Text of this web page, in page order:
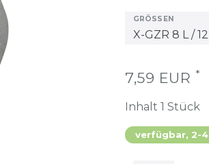
GRÖSSEN
7,59 EUR *
Inhalt 1 Stück
verfügbar, 2-